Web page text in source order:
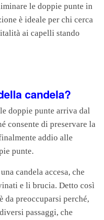
le doppie punte in
è ideale per chi cerca
ai capelli stando
candela?
doppie punte arriva dal
consente di preservare la
addio alle
punte.
candela accesa, che
e li brucia. Detto così
da preoccuparsi perché,
passaggi, che